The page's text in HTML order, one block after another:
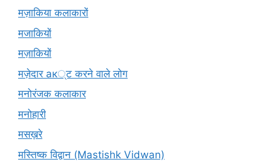
मज़ाकिया कलाकारों
मजाकियों
मज़ाकियों
मज़ेदार ак्ट करने वाले लोग
मनोरंजक कलाकार
मनोहारी
मसख़रे
मस्तिष्क विद्वान (Mastishk Vidwan)